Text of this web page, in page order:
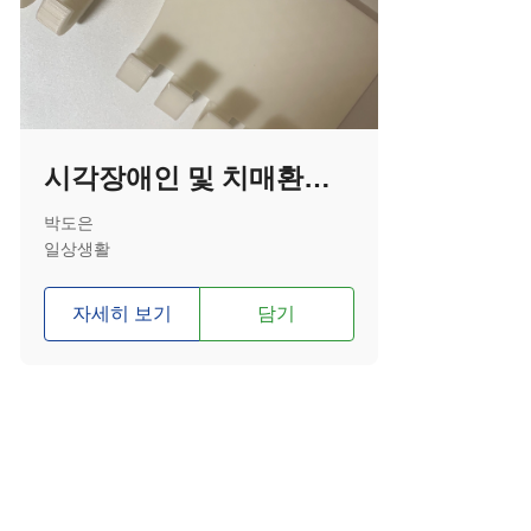
시각장애인 및 치매환자를 위한 칫솔걸이
박도은
일상생활
자세히 보기 담기